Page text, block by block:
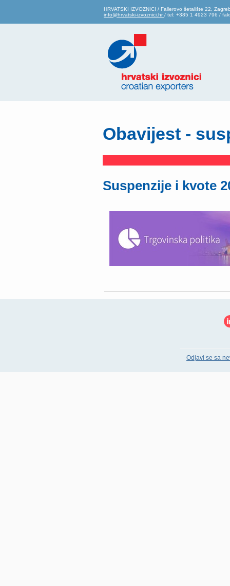
HRVATSKI IZVOZNICI / Fallerovo šetalište 22,
info@hrvatski-izvoznici.hr / tel: +385 1 4923 796 /
Obavijest -
Suspenzije i kvote
Odjavi se sa